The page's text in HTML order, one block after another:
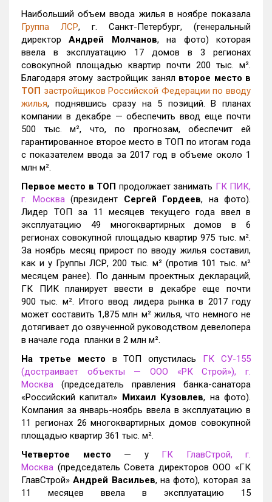
Наибольший объем ввода жилья в ноябре показала
Группа ЛСР, г. Санкт-Петербург, (генеральный
директорАндрей Молчанов, на фото) которая
ввела в эксплуатацию 17 домов в 3 регионах
совокупной площадью квартир почти 200 тыс. м².
Благодаря этому застройщик занял второе место в
ТОП застройщиков Российской Федерации по вводу
жилья, поднявшись сразу на 5 позиций. В планах
компании в декабре —обеспечить ввод еще почти
500 тыс.
м², что, по прогнозам, обеспечит ей
гарантированное второе место в ТОП по итогам года
с показателем ввода за 2017 год в объеме около 1
млн м².
Первое место в ТОП продолжает занимать ГК ПИК,
г. Москва(президент Сергей Гордеев, на фото).
Лидер ТОП за 11 месяцев текущего года ввел в
эксплуатацию 49 многоквартирных домов в 6
регионах совокупной площадью квартир 975 тыс. м².
За ноябрь месяц прирост по вводу жилья составил,
как и у Группы ЛСР, 200 тыс. м² (против 101 тыс. м²
месяцем ранее). По данным проектных деклараций,
ГК ПИК планирует ввести в декабре еще почти
900 тыс. м². Итого ввод лидера рынка в 2017 году
может составить 1,875 млн м²жилья, что немного не
дотягивает до озвученной руководством девелопера
в начале года планки в 2 млн м².
На третье место в ТОП опустилась ГК СУ-155
(достраивает объекты — ООО «РК Строй»), г.
Москва (председатель правления банка-санатора
«Российский капитал» Михаил Кузовлев, на фото).
Компания за январь-ноябрь ввела в эксплуатацию в
11 регионах 26 многоквартирных домов совокупной
площадью квартир 361 тыс. м².
Четвертое место — у ГК ГлавСтрой, г.
Москва (председатель Совета директоров ООО «ГК
ГлавСтрой»Андрей Васильев, на фото), которая за
11 месяцев ввела в эксплуатацию 15